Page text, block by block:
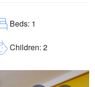
Beds: 1
Children: 2